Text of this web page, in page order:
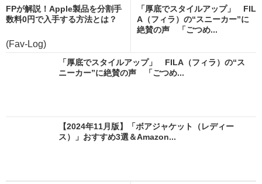
FPが解説！Apple製品を分割手
数料0円で入手する方法とは？
(Fav-Log)
「厚底でスタイルアップ」 FIL
A（フィラ）の“スニーカー”に
絶賛の声 「ごつめ...
「厚底でスタイルアップ」 FILA（フィラ）の“ス
ニーカー”に絶賛の声 「ごつめ...
【2024年11月版】「ボアジャケット（レディー
ス）」おすすめ3選＆Amazon...